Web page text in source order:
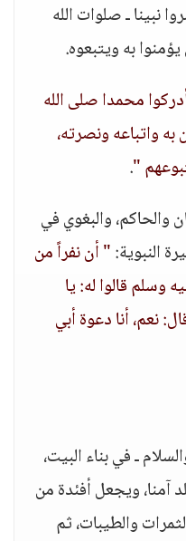
نبينا ـ صلوات الله
به ويتبعوه.
محمدا صلى الله
واتباعه ونصرته،
"
.
والحاكم، والبغوي في
النبوية:" أن نفراً من
وسلم قالوا له: يا
نعم، أنا دعوة أبي
ـ في بناء البيت،
آمنا، ويجعل أفئدة من
والطيبات، ثم